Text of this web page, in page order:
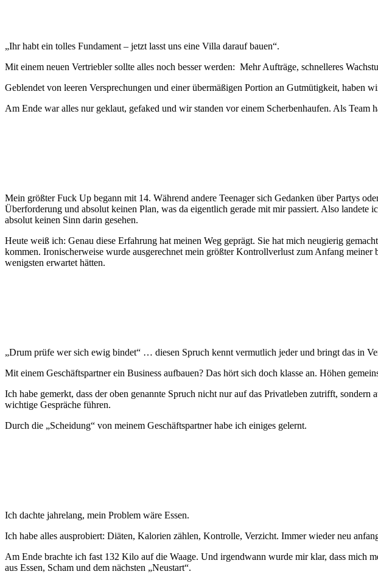
„Ihr habt ein tolles Fundament – jetzt lasst uns eine Villa darauf bauen“.
Mit einem neuen Vertriebler sollte alles noch besser werden: Mehr Aufträge, schnelleres
Geblendet von leeren Versprechungen und einer übermäßigen Portion an Gutmütigkeit, haben
Am Ende war alles nur geklaut, gefaked und wir standen vor einem Scherbenhaufen. Als Team
Mein größter Fuck Up begann mit 14. Während andere Teenager sich Gedanken über Partys
Überforderung und absolut keinen Plan, was da eigentlich gerade mit mir passiert. Also
absolut keinen Sinn darin gesehen.
Heute weiß ich: Genau diese Erfahrung hat meinen Weg geprägt. Sie hat mich neugierig
kommen. Ironischerweise wurde ausgerechnet mein größter Kontrollverlust zum Anfang
wenigsten erwartet hätten.
„Drum prüfe wer sich ewig bindet“ … diesen Spruch kennt vermutlich jeder und bringt das in
Mit einem Geschäftspartner ein Business aufbauen? Das hört sich doch klasse an. Höhen
Ich habe gemerkt, dass der oben genannte Spruch nicht nur auf das Privatleben zutrifft,
wichtige Gespräche führen.
Durch die „Scheidung“ von meinem Geschäftspartner habe ich einiges gelernt.
Ich dachte jahrelang, mein Problem wäre Essen.
Ich habe alles ausprobiert: Diäten, Kalorien zählen, Kontrolle, Verzicht. Immer wieder neu
Am Ende brachte ich fast 132 Kilo auf die Waage. Und irgendwann wurde mir klar, dass mich
aus Essen, Scham und dem nächsten „Neustart“.